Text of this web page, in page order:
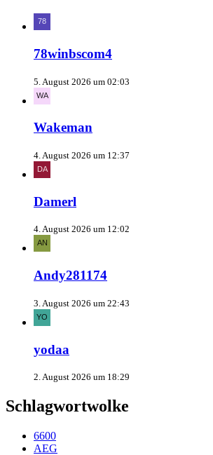
78winbscom4
5. August 2026 um 02:03
Wakeman
4. August 2026 um 12:37
Damerl
4. August 2026 um 12:02
Andy281174
3. August 2026 um 22:43
yodaa
2. August 2026 um 18:29
Schlagwortwolke
6600
AEG